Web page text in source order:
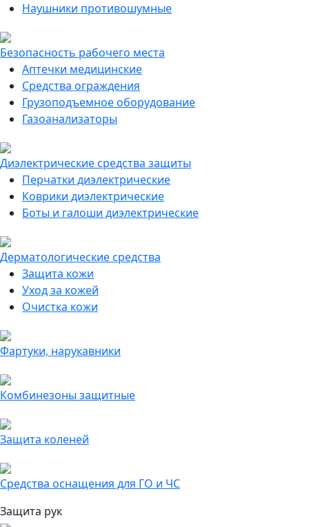
Наушники противошумные
Безопасность рабочего места
Аптечки медицинские
Средства ограждения
Грузоподъемное оборудование
Газоанализаторы
Диэлектрические средства защиты
Перчатки диэлектрические
Коврики диэлектрические
Боты и галоши диэлектрические
Дерматологические средства
Защита кожи
Уход за кожей
Очистка кожи
Фартуки, нарукавники
Комбинезоны защитные
Защита коленей
Средства оснащения для ГО и ЧС
Защита рук